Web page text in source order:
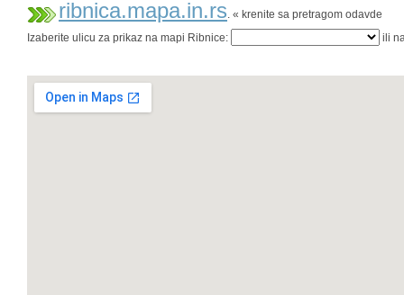
ribnica.mapa.in.rs. « krenite sa pretragom odavde
Izaberite ulicu za prikaz na mapi Ribnice:
ili